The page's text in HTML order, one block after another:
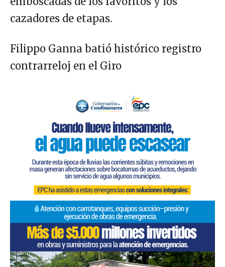
cazadores de etapas.
Filippo Ganna batió histórico registro
contrarreloj en el Giro